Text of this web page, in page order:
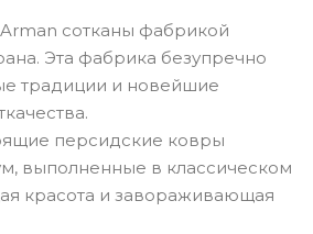
сотканы фабрикой
Эта фабрика безупречно
традиции и новейшие
персидские ковры
выполненные в классическом
красота и завораживающая